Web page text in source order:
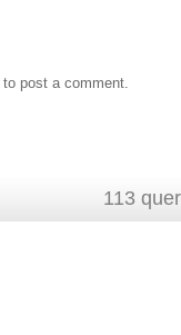
to post a comment.
113